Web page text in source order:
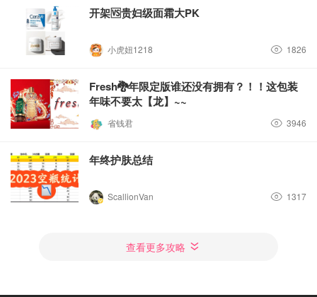
开架🆚贵妇级面霜大PK
小虎妞1218 1826
Fresh🐉年限定版谁还没有拥有？！！这包装
年味不要太【龙】~~
省钱君 3946
年终护肤总结
ScallionVan 1317
查看更多攻略